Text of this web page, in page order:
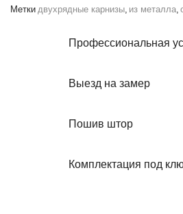
Метки двухрядные карнизы, из металла,
Профессиональная
Выезд на замер
Пошив штор
Комплектация под